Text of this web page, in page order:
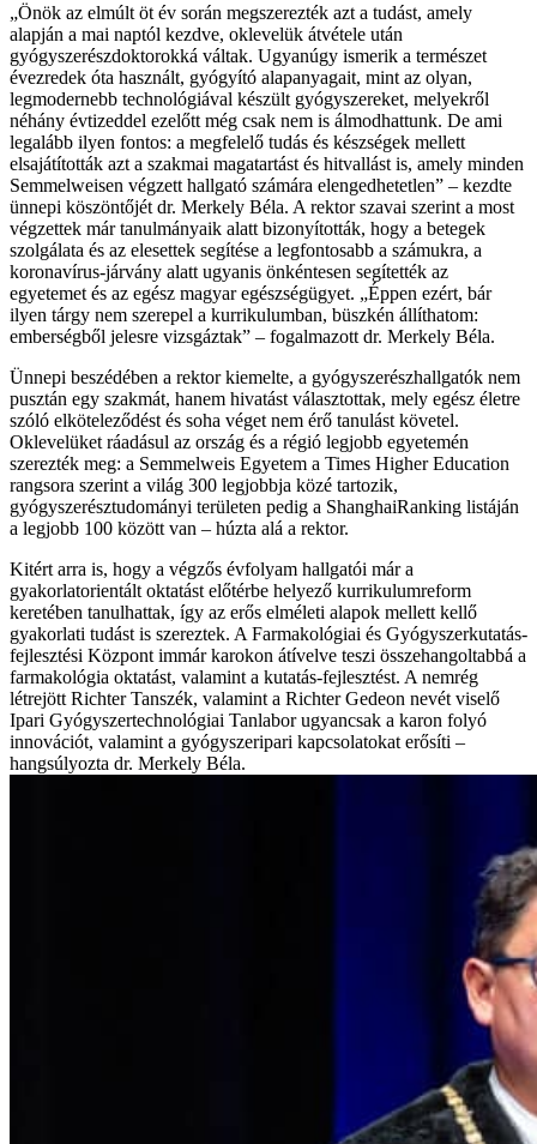
„Önök az elmúlt öt év során megszerezték azt a tudást, amely
alapján a mai naptól kezdve, oklevelük átvétele után
gyógyszerészdoktorokká váltak. Ugyanúgy ismerik a természet
évezredek óta használt, gyógyító alapanyagait, mint az olyan,
legmodernebb technológiával készült gyógyszereket, melyekről
néhány évtizeddel ezelőtt még csak nem is álmodhattunk. De ami
legalább ilyen fontos: a megfelelő tudás és készségek mellett
elsajátították azt a szakmai magatartást és hitvallást is, amely minden
Semmelweisen végzett hallgató számára elengedhetetlen” – kezdte
ünnepi köszöntőjét dr. Merkely Béla. A rektor szavai szerint a most
végzettek már tanulmányaik alatt bizonyították, hogy a betegek
szolgálata és az elesettek segítése a legfontosabb a számukra, a
koronavírus-járvány alatt ugyanis önkéntesen segítették az
egyetemet és az egész magyar egészségügyet. „Éppen ezért, bár
ilyen tárgy nem szerepel a kurrikulumban, büszkén állíthatom:
emberségből jelesre vizsgáztak” – fogalmazott dr. Merkely Béla.
Ünnepi beszédében a rektor kiemelte, a gyógyszerészhallgatók nem
pusztán egy szakmát, hanem hivatást választottak, mely egész életre
szóló elköteleződést és soha véget nem érő tanulást követel.
Oklevelüket ráadásul az ország és a régió legjobb egyetemén
szerezték meg: a Semmelweis Egyetem a Times Higher Education
rangsora szerint a világ 300 legjobbja közé tartozik,
gyógyszerésztudományi területen pedig a ShanghaiRanking listáján
a legjobb 100 között van – húzta alá a rektor.
Kitért arra is, hogy a végzős évfolyam hallgatói már a
gyakorlatorientált oktatást előtérbe helyező kurrikulumreform
keretében tanulhattak, így az erős elméleti alapok mellett kellő
gyakorlati tudást is szereztek. A Farmakológiai és Gyógyszerkutatás-
fejlesztési Központ immár karokon átívelve teszi összehangoltabbá a
farmakológia oktatást, valamint a kutatás-fejlesztést. A nemrég
létrejött Richter Tanszék, valamint a Richter Gedeon nevét viselő
Ipari Gyógyszertechnológiai Tanlabor ugyancsak a karon folyó
innovációt, valamint a gyógyszeripari kapcsolatokat erősíti –
hangsúlyozta dr. Merkely Béla.